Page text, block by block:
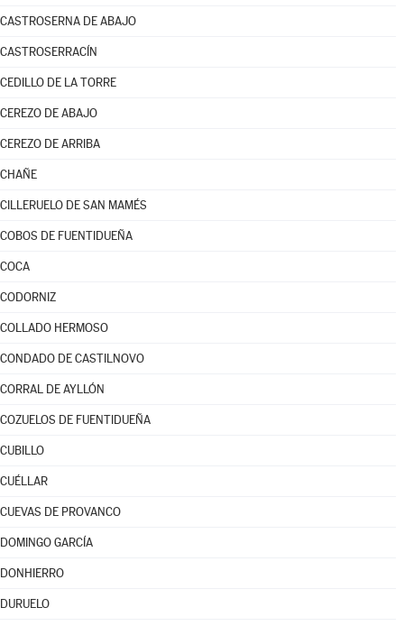
CASTROSERNA DE ABAJO
CASTROSERRACÍN
CEDILLO DE LA TORRE
CEREZO DE ABAJO
CEREZO DE ARRIBA
CHAÑE
CILLERUELO DE SAN MAMÉS
COBOS DE FUENTIDUEÑA
COCA
CODORNIZ
COLLADO HERMOSO
CONDADO DE CASTILNOVO
CORRAL DE AYLLÓN
COZUELOS DE FUENTIDUEÑA
CUBILLO
CUÉLLAR
CUEVAS DE PROVANCO
DOMINGO GARCÍA
DONHIERRO
DURUELO